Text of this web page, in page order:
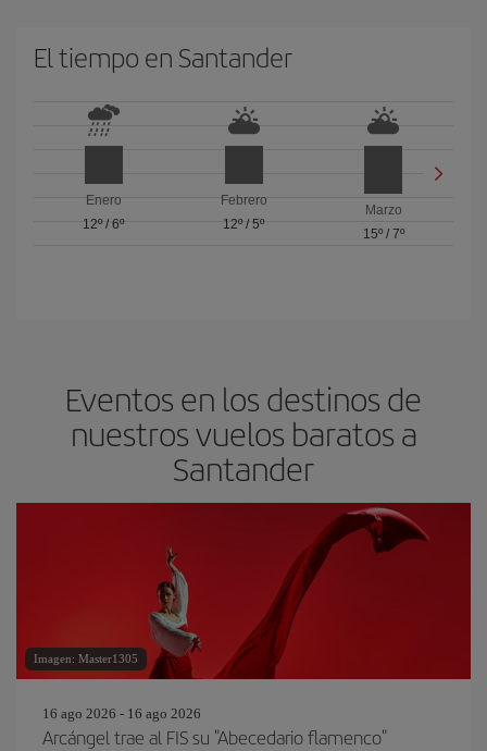
El tiempo en Santander
Enero
12º/6º
Febrero
12º/ 5º
Marzo
15º/ 7º
Eventos en los destinos de
nuestros vuelos baratos a
Santander
Imagen: Master1305
16 ago 2026 - 16 ago 2026
Arcángel trae al FIS su "Abecedario flamenco"